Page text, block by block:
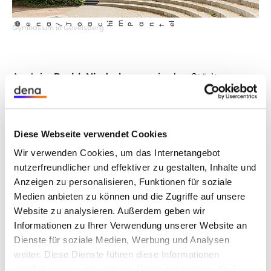
Diese Webseite verwendet Cookies
Wir verwenden Cookies, um das Internetangebot
nutzerfreundlicher und effektiver zu gestalten, Inhalte und
Anzeigen zu personalisieren, Funktionen für soziale
Medien anbieten zu können und die Zugriffe auf unsere
Website zu analysieren. Außerdem geben wir
Informationen zu Ihrer Verwendung unserer Website an
Dienste für soziale Medien, Werbung und Analysen
weiter. Diese Dienste führen diese Informationen
©
dena/Joach im
Pante l
Gymnasium in Gevelsberg
Auch im Bezirk Niederbayern
, in den Städten
Schwelm
sowie
Reutlingenwerden Angebote der Contractoren
vorab Begehungen in den Liegenschaften statt,
damit sich die Bietenden ein Bild vom Stand der
Anlagentechnik und von den Gebäuden machen
konnten. Die Kommunen planen in diesem Jahr
den Vertragsabschluss und gehen damit einen
großen Schritt in Richtung Umsetzung der
Effizienzmaßnahmen.
In der Stadt Niddawurde der Vertrag kürzlich